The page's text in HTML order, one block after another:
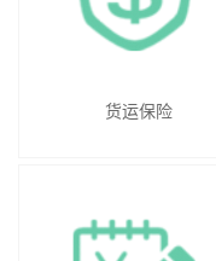
货运保险